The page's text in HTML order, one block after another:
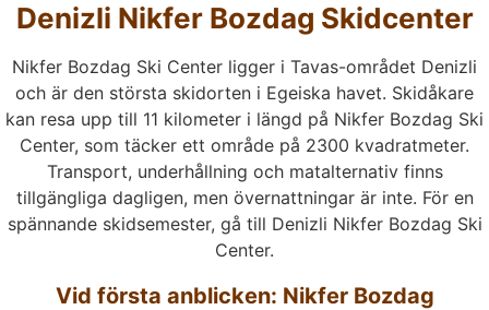
Denizli Nikfer Bozdag Skidcenter
Nikfer Bozdag Ski Center ligger i Tavas-området Denizli
och är den största skidorten i Egeiska havet. Skidåkare
kan resa upp till 11 kilometer i längd på Nikfer Bozdag Ski
Center, som täcker ett område på 2300 kvadratmeter.
Transport, underhållning och matalternativ finns
tillgängliga dagligen, men övernattningar är inte. För en
spännande skidsemester, gå till Denizli Nikfer Bozdag Ski
Center.
Vid första anblicken: Nikfer Bozdag